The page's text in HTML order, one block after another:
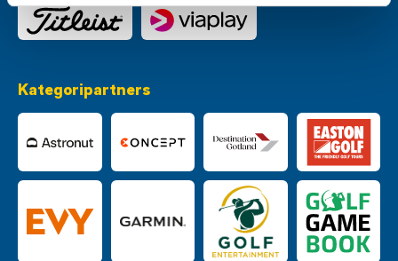
Kategoripartners